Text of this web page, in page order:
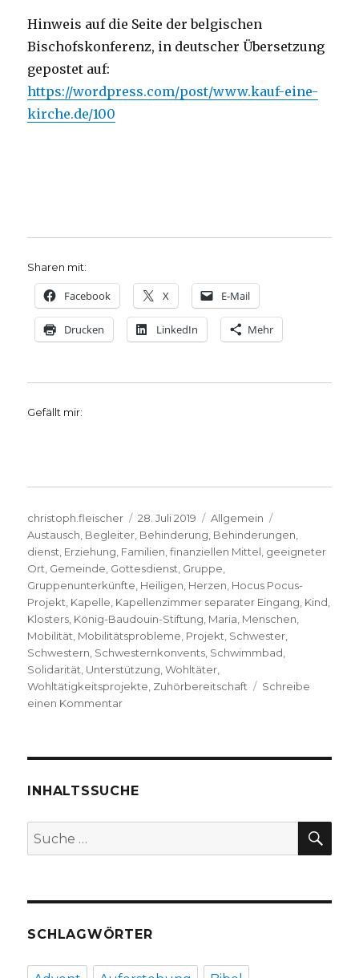
Welver
2019
Hinweis auf die Seite der belgischen
Bischofskonferenz, in deutscher Übersetzung
gepostet auf:
https://wordpress.com/post/www.kauf-eine-
kirche.de/100
Sharen mit:
Facebook X E-Mail
Drucken LinkedIn Mehr
Gefällt mir:
Autor
christoph.fleischer
Veröffentlicht
am
28. Juli 2019 Kategorien
Allgemein
Austausch Begleiter Behinderung Behinderungen
dienst Erziehung Familien ,finanziellen Mittel geeigneter
Ort Gemeinde Gottesdienst Gruppe
Gruppenunterkünfte Heiligen Herzen Hocus Pocus-
Projekt Kapelle Kapellenzimmer separater Eingang Kind
Klosters König-Baudouin-Stiftung Maria Menschen
Mobilität Mobilitätsprobleme Projekt Schwester
Schwestern Schwesternkonvents Schwimmbad
Solidarität Unterstützung ,Wohltäter
Wohltätigkeitsprojekte Zuhörbereitschaft
Schreibe
einen Kommentarzu
ein
INHALTSSUCHE
Suche
nach:
SCHLAGWÖRTER